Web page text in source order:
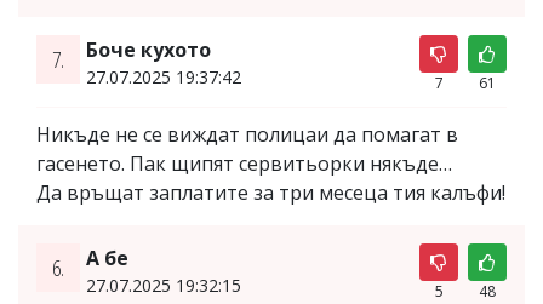
7. Боче кухото
27.07.2025 19:37:42 7 61
Никъде не се виждат полицаи да помагат в
гасенето. Пак щипят сервитьорки някъде…
Да връщат заплатите за три месеца тия калъфи!
6. А бе
27.07.2025 19:32:15 5 48